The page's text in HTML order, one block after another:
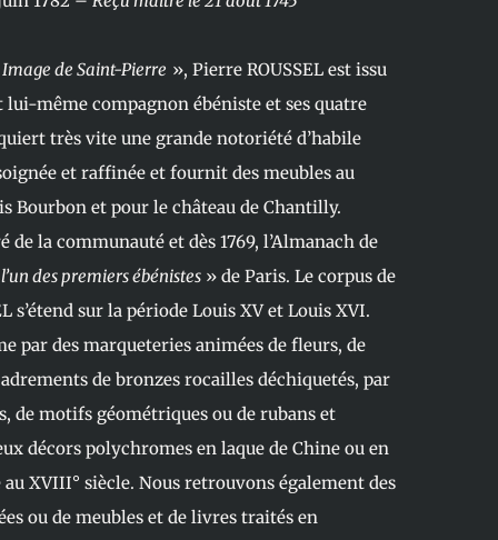
Image de Saint-Pierre », Pierre ROUSSEL est issu
lui-même compagnon ébéniste et ses quatre
très vite une grande notoriété d’habile
et raffinée et fournit des meubles au
Bourbon et pour le château de Chantilly.
de la communauté et dès 1769, l’Almanach de
des premiers ébénistes » de Paris. Le corpus de
s’étend sur la période Louis XV et Louis XVI.
par des marqueteries animées de fleurs, de
de bronzes rocailles déchiquetés, par
de motifs géométriques ou de rubans et
décors polychromes en laque de Chine ou en
XVIII° siècle. Nous retrouvons également des
ou de meubles et de livres traités en